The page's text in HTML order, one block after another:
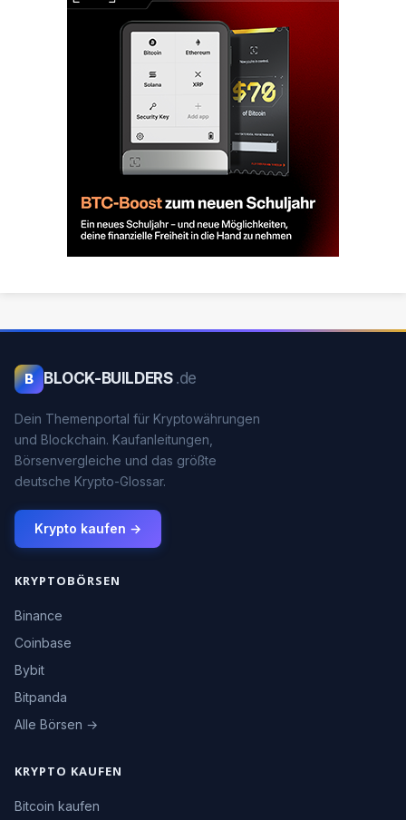
B BLOCK-BUILDERS .de
Dein Themenportal für Kryptowährungen
und Blockchain. Kaufanleitungen,
Börsenvergleiche und das größte
deutsche Krypto-Glossar.
Krypto kaufen →
KRYPTOBÖRSEN
Binance
Coinbase
Bybit
Bitpanda
Alle Börsen →
KRYPTO KAUFEN
Bitcoin kaufen